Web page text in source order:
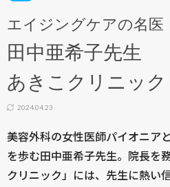
エイジングケアの名医
田中亜希子先生
あきこクリニック
2024.04.23
美容外科の女性医師パイオニア
を歩む田中亜希子先生。院長を
クリニック」には、先生に熱い